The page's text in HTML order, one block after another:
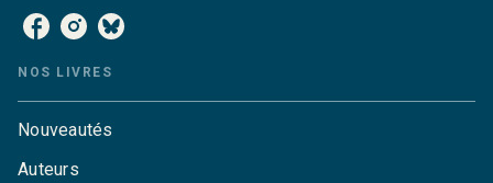
NOS LIVRES
Nouveautés
Auteurs